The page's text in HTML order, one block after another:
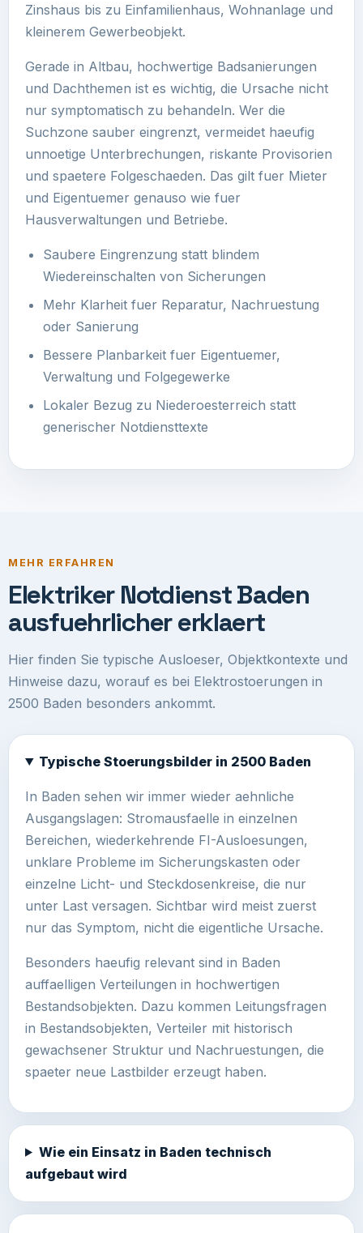
Zinshaus bis zu Einfamilienhaus, Wohnanlage und
kleinerem Gewerbeobjekt.
Gerade in Altbau, hochwertige Badsanierungen
und Dachthemen ist es wichtig, die Ursache nicht
nur symptomatisch zu behandeln. Wer die
Suchzone sauber eingrenzt, vermeidet haeufig
unnoetige Unterbrechungen, riskante Provisorien
und spaetere Folgeschaeden. Das gilt fuer Mieter
und Eigentuemer genauso wie fuer
Hausverwaltungen und Betriebe.
Saubere Eingrenzung statt blindem
Wiedereinschalten von Sicherungen
Mehr Klarheit fuer Reparatur, Nachruestung
oder Sanierung
Bessere Planbarkeit fuer Eigentuemer,
Verwaltung und Folgegewerke
Lokaler Bezug zu Niederoesterreich statt
generischer Notdiensttexte
MEHR ERFAHREN
Elektriker Notdienst Baden
ausfuehrlicher erklaert
Hier finden Sie typische Ausloeser, Objektkontexte und
Hinweise dazu, worauf es bei Elektrostoerungen in
2500 Baden besonders ankommt.
Typische Stoerungsbilder in 2500 Baden
In Baden sehen wir immer wieder aehnliche
Ausgangslagen: Stromausfaelle in einzelnen
Bereichen, wiederkehrende FI-Ausloesungen,
unklare Probleme im Sicherungskasten oder
einzelne Licht- und Steckdosenkreise, die nur
unter Last versagen. Sichtbar wird meist zuerst
nur das Symptom, nicht die eigentliche Ursache.
Besonders haeufig relevant sind in Baden
auffaelligen Verteilungen in hochwertigen
Bestandsobjekten. Dazu kommen Leitungsfragen
in Bestandsobjekten, Verteiler mit historisch
gewachsener Struktur und Nachruestungen, die
spaeter neue Lastbilder erzeugt haben.
Wie ein Einsatz in Baden technisch
aufgebaut wird